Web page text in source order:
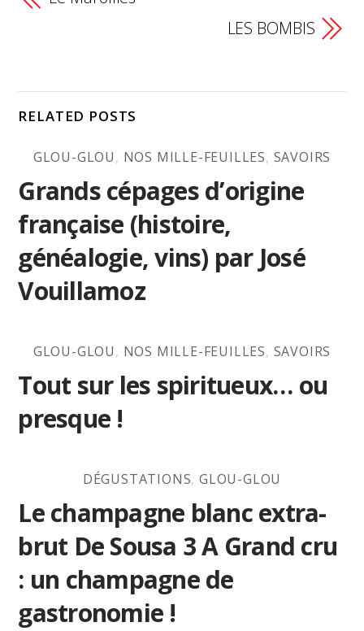
LES BOMBIS
RELATED POSTS
GLOU-GLOU, NOS MILLE-FEUILLES, SAVOIRS
Grands cépages d’origine
française (histoire,
généalogie, vins) par José
Vouillamoz
GLOU-GLOU, NOS MILLE-FEUILLES, SAVOIRS
Tout sur les spiritueux… ou
presque !
DÉGUSTATIONS, GLOU-GLOU
Le champagne blanc extra-
brut De Sousa 3 A Grand cru
: un champagne de
gastronomie !